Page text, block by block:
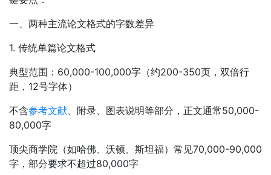
一、两种主流论文格式的字数差异
1. 传统单篇论文格式
典型范围：60,000-100,000字（约200-350页，双倍行
距，12号字体）
不含参考文献、附录、图表说明等部分，正文通常50,000-
80,000字
顶尖商学院（如哈佛、沃顿、斯坦福）常见70,000-90,000
字，部分要求不超过80,000字